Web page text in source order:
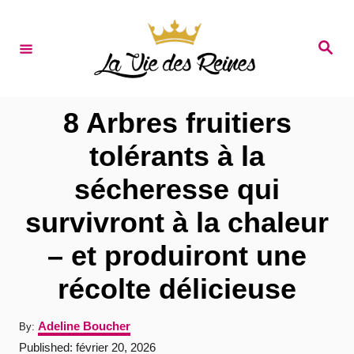
S
8 Arbres fruitiers
tolérants à la
sécheresse qui
survivront à la chaleur
– et produiront une
récolte délicieuse
By: A
u
Adeline Boucher
P
Published: février 20, 2026